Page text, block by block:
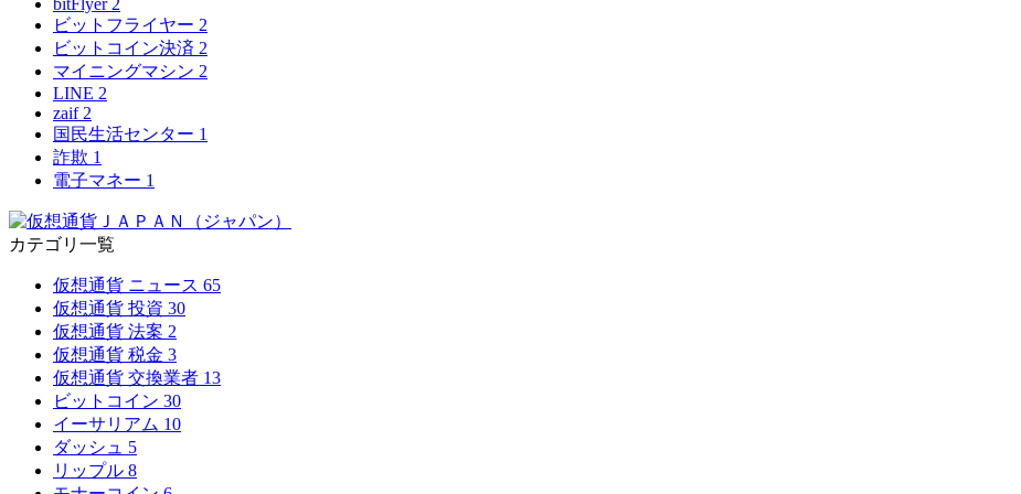
ビットフライヤー 2
ビットコイン決済 2
マイニングマシン 2
LINE 2
zaif 2
国民生活センター 1
詐欺 1
電子マネー 1
カテゴリ一覧
仮想通貨 ニュース 65
仮想通貨 投資 30
仮想通貨 法案 2
仮想通貨 税金 3
仮想通貨 交換業者 13
ビットコイン 30
イーサリアム 10
ダッシュ 5
リップル 8